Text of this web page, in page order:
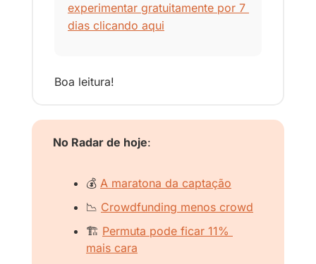
experimentar gratuitamente por 7
dias clicando aqui
Boa leitura!
No Radar de hoje:
💰 A maratona da captação
📉 Crowdfunding menos crowd
🏗️ Permuta pode ficar 11%
mais cara